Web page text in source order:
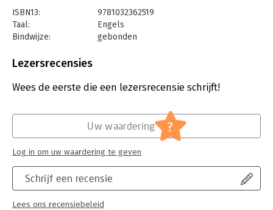
charting the gradual shift toward greater political conflict and
dispute. Until the early 1970s law and order rarely occupied a
privileged place in political debate. From that point this began
penal policy as a means of distinguishing themselves from
politics of law and order and examines the rise in the
Labour Party markedly shifted its direction in the 1990s.
This book will be of interest to students of British political
ISBN13:
9781032362519
Taal:
Engels
Bindwijze:
gebonden
Uitgever:
Verschijningsdatum:
29-11-2022
Strafrecht - Criminologie
Serie:
Government Official History Series
Lezersrecensies
Wees de eerste die een lezersrecensie schrijft!
Schrijf een recensie
Lees ons recensiebeleid
Uw waardering ?
Log in om uw waardering te geven